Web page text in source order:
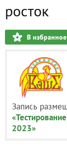
росток
В
Запись
2023»